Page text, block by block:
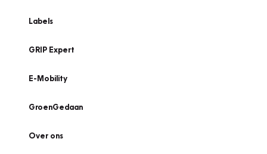
Labels
GRIP Expert
E-Mobility
GroenGedaan
Over ons